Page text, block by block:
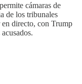
cámaras de
de los tribunales
en directo, con Trump